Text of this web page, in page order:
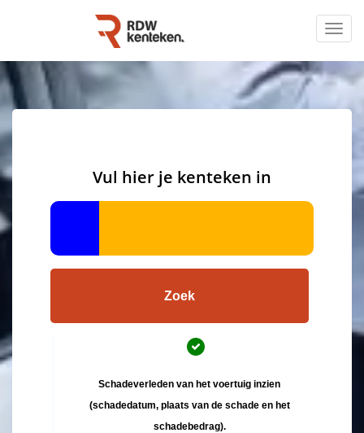
Vul hier je kenteken in
Schadeverleden van het voertuig inzien
(schadedatum, plaats van de schade en het
schadebedrag).